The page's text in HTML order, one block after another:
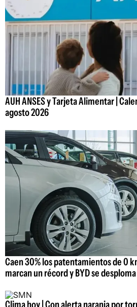
AUH ANSES y Tarjeta Alimentar |
agosto 2026
Caen 30% los patentamientos de 0
marcan un récord y BYD se